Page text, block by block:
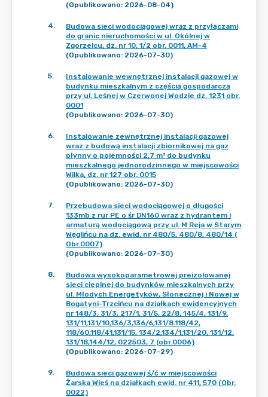
(Opublikowano: 2026-08-04)
4.
Budowa sieci wodociągowej wraz z przyłączami
do granic nieruchomości w ul. Okólnej w
Zgorzelcu, dz. nr 10, 1/2 obr. 0011, AM-4
(Opublikowano: 2026-07-30)
5.
Instalowanie wewnętrznej instalacji gazowej w
budynku mieszkalnym z częścią gospodarczą
przy ul. Leśnej w Czerwonej Wodzie dz. 1231 obr.
0001
(Opublikowano: 2026-07-30)
6.
Instalowanie zewnętrznej instalacji gazowej
wraz z budową instalacji zbiornikowej na gaz
płynny o pojemności 2,7 m³ do budynku
mieszkalnego jednorodzinnego w miejscowości
Wilka, dz. nr 127 obr. 0015
(Opublikowano: 2026-07-30)
7.
Przebudowa sieci wodociągowej o długości
133mb z rur PE o śr DN160 wraz z hydrantem i
armaturą wodociągową przy ul. M Reja w Starym
Węglińcu na dz. ewid. nr 480/5, 480/8, 480/14 (
Obr.0007)
(Opublikowano: 2026-07-30)
8.
Budowa wysokoparametrowej preizolowanej
sieci cieplnej do budynków mieszkalnych przy
ul. Młodych Energetyków, Słonecznej i Nowej w
Bogatyni-Trzcińcu na działkach ewidencyjnych
nr 148/3, 31/3, 217/1, 31/5, 22/8, 145/4, 131/9,
131/11,131/10,136/3,136/6,131/8.118/42,
118/60,118/41,131/15, 134/2,134/1,131/20, 131/12,
131/18,144/12, 022503, 7 (obr.0006)
(Opublikowano: 2026-07-29)
9.
Budowa sieci gazowej ś/ć w miejscowości
Żarska Wieś na działkach ewid. nr 411, 570 (Obr.
0022)